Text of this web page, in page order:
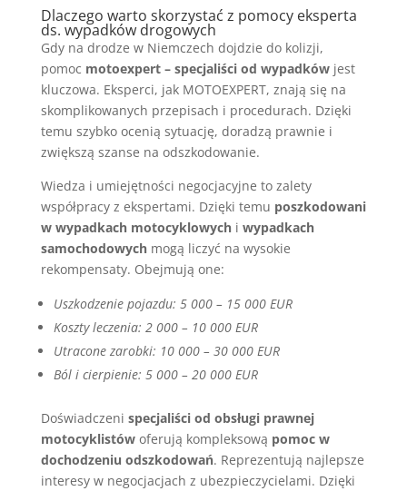
Dlaczego warto skorzystać z pomocy eksperta
ds. wypadków drogowych
Gdy na drodze w Niemczech dojdzie do kolizji,
pomoc motoexpert – specjaliści od wypadkówjest
kluczowa. Eksperci, jak MOTOEXPERT, znają się na
skomplikowanych przepisach i procedurach. Dzięki
temu szybko ocenią sytuację, doradzą prawnie i
zwiększą szanse na odszkodowanie.
Wiedza i umiejętności negocjacyjne to zalety
współpracy z ekspertami. Dzięki temu poszkodowani
w wypadkach motocyklowychi wypadkach
samochodowychmogą liczyć na wysokie
rekompensaty. Obejmują one:
Uszkodzenie pojazdu: 5 000 – 15 000 EUR
Koszty leczenia: 2 000 – 10 000 EUR
Utracone zarobki: 10 000 – 30 000 EUR
Ból i cierpienie: 5 000 – 20 000 EUR
Doświadczeni specjaliści od obsługi prawnej
motocyklistówoferują kompleksową pomoc w
dochodzeniu odszkodowań. Reprezentują najlepsze
interesy w negocjacjach z ubezpieczycielami. Dzięki